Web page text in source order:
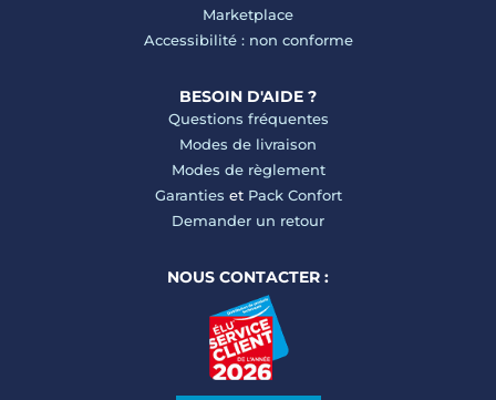
Marketplace
Accessibilité : non conforme
BESOIN D'AIDE ?
Questions fréquentes
Modes de livraison
Modes de règlement
Garanties et Pack Confort
Demander un retour
NOUS CONTACTER :